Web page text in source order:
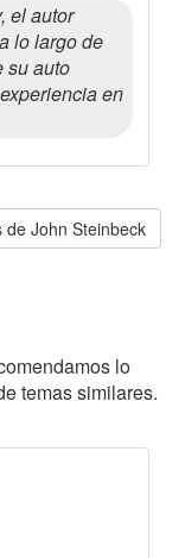
el autor
lo largo de
su auto
en
de John Steinbeck
lo
temas similares.